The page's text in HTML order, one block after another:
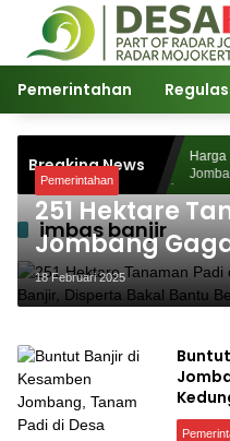
Langsung
konten
Pemerintahan
Breaking News
Watudakon
Blek Padati
Harga
imbas banjir
Pemerintahan
251 Hektare
Jombang
Banjir,
Benih
18 Februari 2025